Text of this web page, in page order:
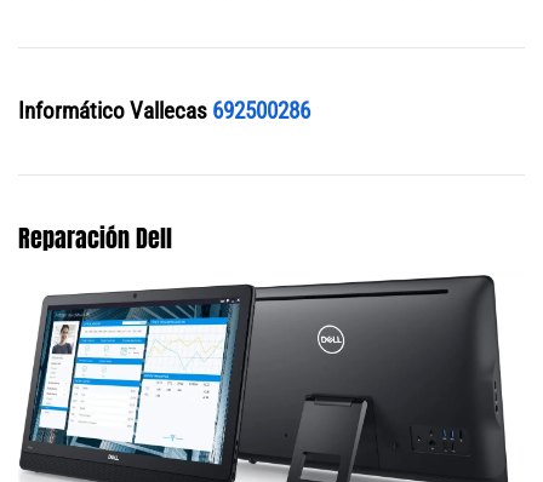
Informático Vallecas 692500286
Reparación Dell